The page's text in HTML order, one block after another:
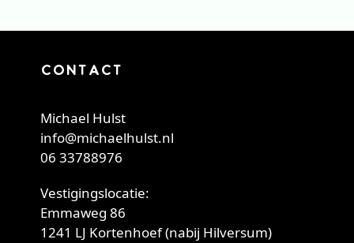
CONTACT
Michael Hulst
info@michaelhulst.nl
06 33788976
Vestigingslocatie:
Emmaweg 86
1241 LJ Kortenhoef (nabij Hilversum)